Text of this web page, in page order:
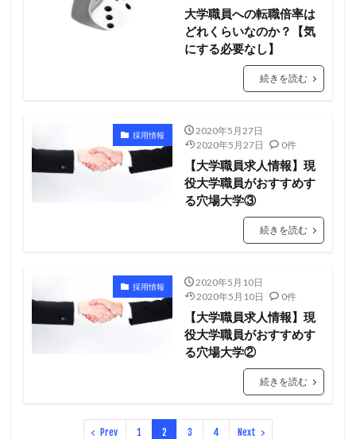
大学職員への転職倍率は
どれくらいなのか？【気
にする必要なし】
続きを読む
採用情報
2020年5月27日
2020年5月27日
0件
【大学職員求人情報】現
役大学職員がおすすめす
る穴場大学③
続きを読む
採用情報
2020年5月10日
2020年5月10日
0件
【大学職員求人情報】現
役大学職員がおすすめす
る穴場大学②
続きを読む
Prev 1 2 3 4 Next